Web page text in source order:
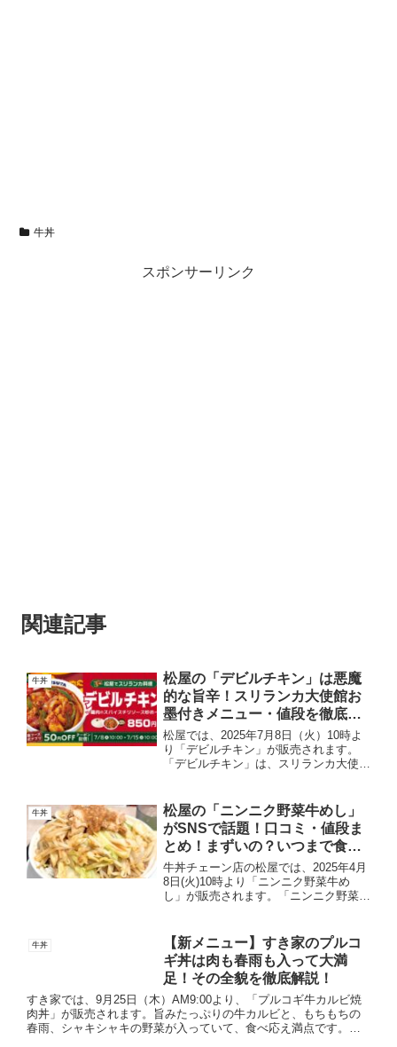
牛丼
スポンサーリンク
関連記事
牛丼
松屋の「デビルチキン」は悪魔
的な旨辛！スリランカ大使館お
墨付きメニュー・値段を徹底解
説！
松屋では、2025年7月8日（火）10時よ
り「デビルチキン」が販売されます。
「デビルチキン」は、スリランカ大使館
アレンジしたメニューです。鶏肉スパイ
スとチリソースを絡め...
牛丼
松屋の「ニンニク野菜牛めし」
がSNSで話題！口コミ・値段ま
とめ！まずいの？いつまで食べ
れる？
牛丼チェーン店の松屋では、2025年4月
8日(火)10時より「ニンニク野菜牛め
し」が販売されます。「ニンニク野菜牛
郎牛めし」のことです。シャキシャキ食
感のキャベツともや...
牛丼
【新メニュー】すき家のプルコ
ギ丼は肉も春雨も入って大満
足！その全貌を徹底解説！
すき家では、9月25日（木）AM9:00より、「プルコギ牛カルビ焼
肉丼」が販売されます。旨みたっぷりの牛カルビと、もちもちの
春雨、シャキシャキの野菜が入っていて、食べ応え満点です。温